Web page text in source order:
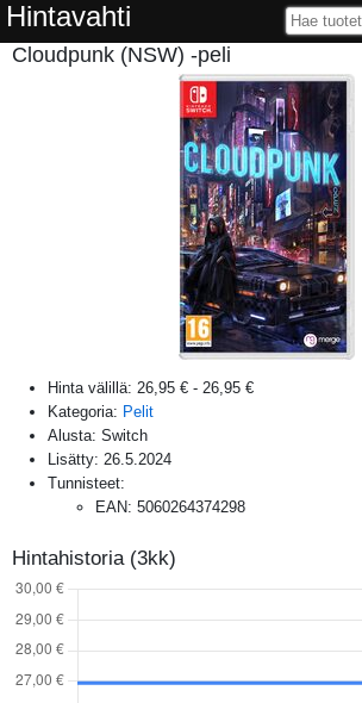
Hintavahti
Cloudpunk (NSW) -peli
Hinta välillä: 26,95 € - 26,95 €
Kategoria: Pelit
Alusta: Switch
Lisätty: 26.5.2024
Tunnisteet:
EAN: 5060264374298
Hintahistoria (3kk)